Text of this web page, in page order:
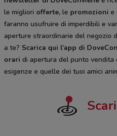
le migliori offerte, le promozioni e
faranno usufruire di imperdibili e
aperture straordinarie del negozio
a te? Scarica qui l’app di
orari di apertura del punto vendita
esigenze e quelle dei tuoi amici